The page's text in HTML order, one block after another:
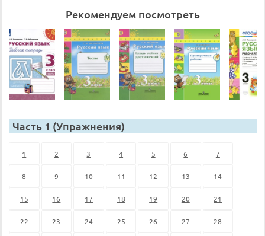
Рекомендуем посмотреть
Часть 1 (Упражнения)
1 2 3 4 5 6 7
8 9 10 11 12 13 14
15 16 17 18 19 20 21
22 23 24 25 26 27 28